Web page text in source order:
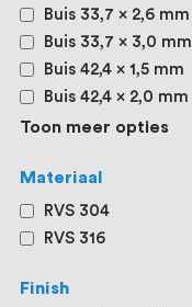
Buis 33,7 x 2,6 mm
Buis 33,7 x 3,0 mm
Buis 42,4 x 1,5 mm
Buis 42,4 x 2,0 mm
Toon meer opties
Materiaal
RVS 304
RVS 316
Finish